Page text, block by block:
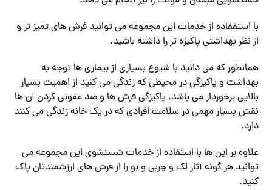
با استففاده از خدمات این مجموعه می توانید فرش های تمیز تر و
از نظر بهداشتی پاکیزه تر را داشته باشید.
همانطور که می دانید با شیوع بسیاری از بیماری ها توجه به
بهداشت و پاکیزگی در محیطی که زندگی می کنید از اهمیت بسیار
بالایی برخوردار می باشد. پاکیزگی فرش ها و ضد عفونی کردن آن ها
نقش بسیار مهمی در سلامت افرادی که در یک خانه زندگی می کنند
دارد.
علاوه بر این ها با استفاده از خدمات شستشوی این مجموعه می
توانید هر گونه آثار لک و چربی و بو را از فرش های ارزشمندتان پاک
کنید.